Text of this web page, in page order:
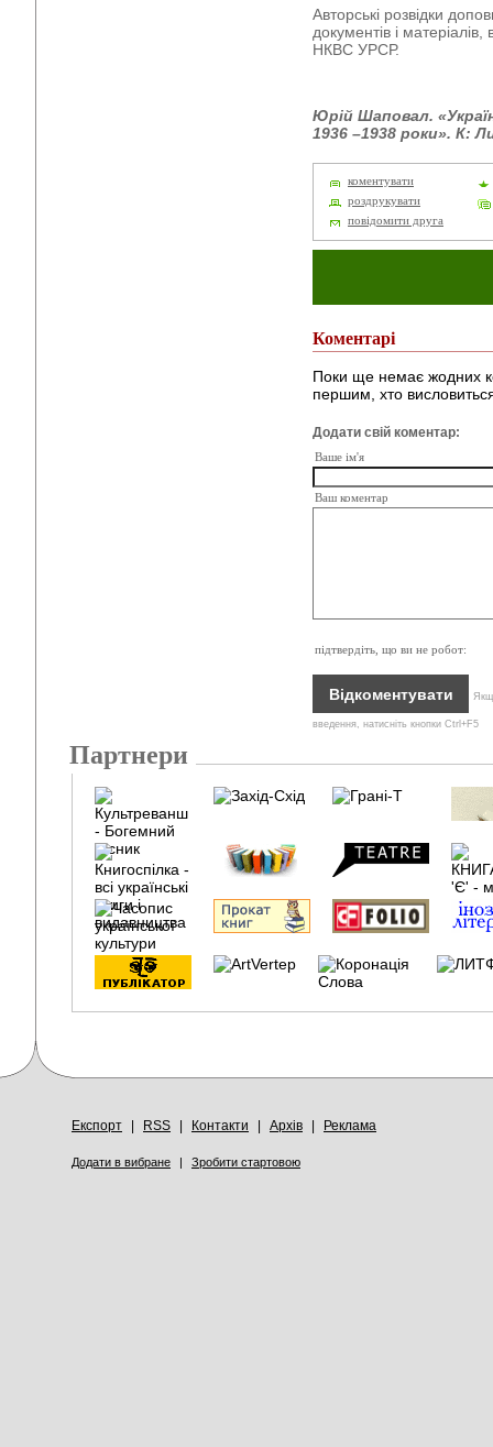
Авторські розвідки
документів і
НКВС УРСР.
Юрій Шаповал.
1936 –1938 роки». К:
коментувати
роздрукувати
повідомити друга
Коментарі
Поки ще немає жодних
першим, хто
Додати свій коментар:
Ваше ім'я
Ваш коментар
підтвердіть, що ви не робот:
введення, натисніть кнопки Ctrl+F5
Партнери
Експорт RSS Контакти Архів Реклама
Додати в вибране | Зробити стартовою